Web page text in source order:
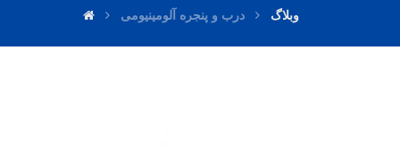
وبلاگ درب و پنجره آلومینیومی